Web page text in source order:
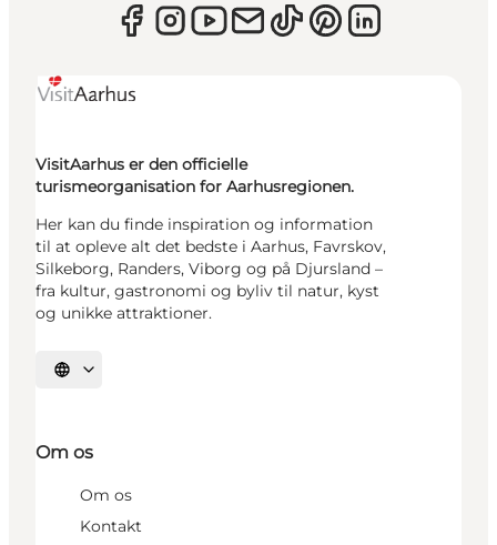
VisitAarhus er den officielle
turismeorganisation for Aarhusregionen.
Her kan du finde inspiration og information
til at opleve alt det bedste i Aarhus, Favrskov,
Silkeborg, Randers, Viborg og på Djursland –
fra kultur, gastronomi og byliv til natur, kyst
og unikke attraktioner.
Vælg sprog
Om os
Om os
Kontakt